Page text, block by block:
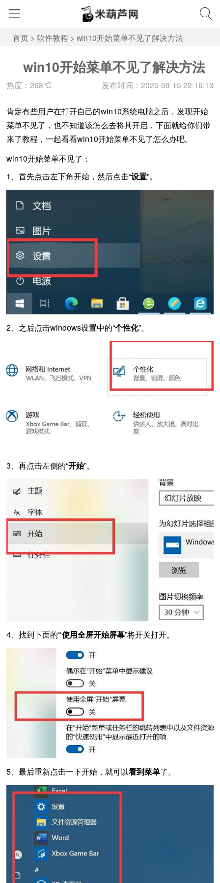
首页 > 软件教程 > win10开始菜单不见了解决方法
win10开始菜单不见了解决方法
热度：268℃ 发布时间：2025-09-15 22:16:13
肯定有些用户在打开自己的win10系统电脑之后，发现开始
菜单不见了，也不知道该怎么去将其开启，下面就给你们带
来了教程，一起看看win10开始菜单不见了怎么办吧。
win10开始菜单不见了：
1、首先点击左下角开始，然后点击“设置”。
2、之后点击windows设置中的“个性化”。
3、再点击左侧的“开始”。
4、找到下面的“使用全屏开始屏幕”将开关打开。
5、最后重新点击一下开始，就可以看到菜单了。